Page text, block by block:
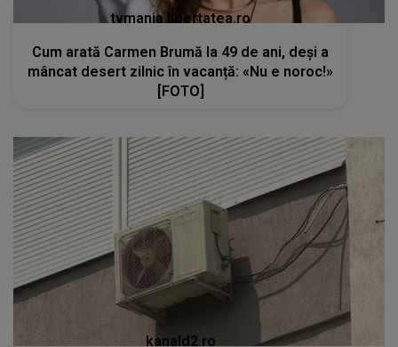
tvmania.libertatea.ro
Cum arată Carmen Brumă la 49 de ani, deși a
mâncat desert zilnic în vacanță: «Nu e noroc!»
[FOTO]
kanald2.ro